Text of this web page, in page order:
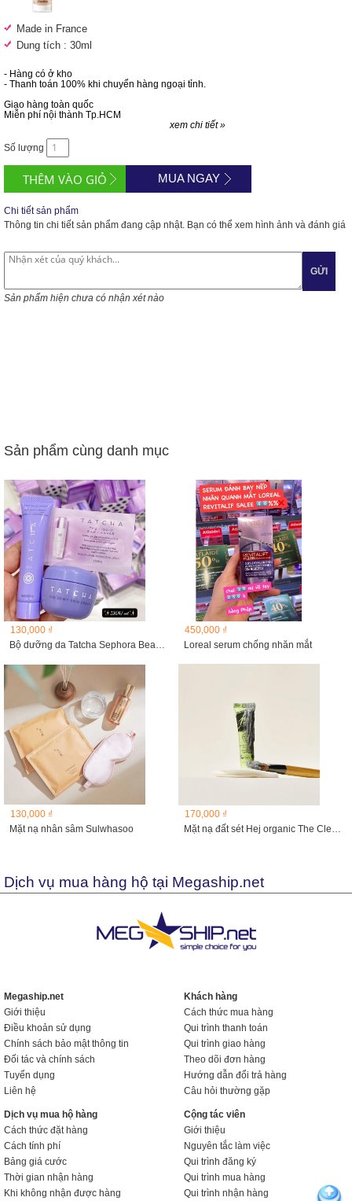
Made in France
Dung tích : 30ml
- Hàng có ở kho
- Thanh toán 100% khi chuyển hàng ngoại tỉnh.
Giao hàng toàn quốc
Miễn phí nội thành Tp.HCM
xem chi tiết »
Số lượng
MUA NGAY
Chi tiết sản phẩm
Thông tin chi tiết sản phẩm đang cập nhật. Bạn có thể xem hình ảnh và đánh giá
GỬI
Sản phẩm hiện chưa có nhận xét nào
Sản phẩm cùng danh mục
130,000 ₫
Bộ dưỡng da Tatcha Sephora Beauty Insider mini
450,000 ₫
Loreal serum chống nhăn mắt
130,000 ₫
Mặt nạ nhân sâm Sulwhasoo
170,000 ₫
Mặt nạ đất sét Hej organic The Clean Beauty Clay Mask
Dịch vụ mua hàng hộ tại Megaship.net
Megaship.net
Giới thiệu
Điều khoản sử dụng
Chính sách bảo mật thông tin
Đối tác và chính sách
Tuyển dụng
Liên hệ
Khách hàng
Cách thức mua hàng
Qui trình thanh toán
Qui trình giao hàng
Theo dõi đơn hàng
Hướng dẫn đổi trả hàng
Câu hỏi thường gặp
Dịch vụ mua hộ hàng
Cách thức đặt hàng
Cách tính phí
Bảng giá cước
Thời gian nhận hàng
Khi không nhận được hàng
Cộng tác viên
Giới thiệu
Nguyên tắc làm việc
Qui trình đăng ký
Qui trình mua hàng
Qui trình nhận hàng